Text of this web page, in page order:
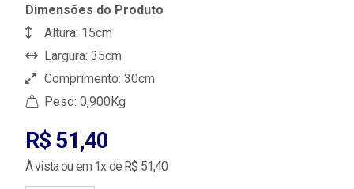
Dimensões do Produto
Altura: 15cm
Largura: 35cm
Comprimento: 30cm
Peso: 0,900Kg
R$ 51,40
À vista ou em 1x de R$ 51,40